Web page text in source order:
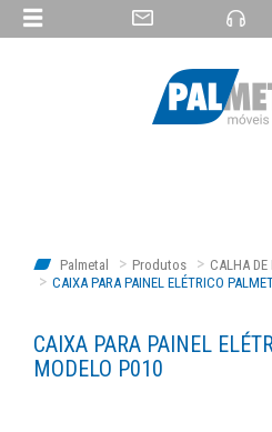
Palmetal Produtos
CALHA
CAIXA PARA PAINEL ELÉTRICO
CAIXA PARA PAINEL
MODELO P010